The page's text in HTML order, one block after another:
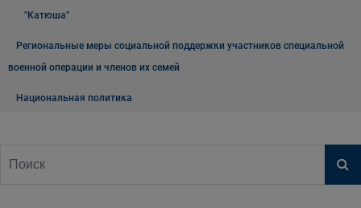
"Катюша"
Региональные меры социальной поддержки участников специальной
военной операции и членов их семей
Национальная политика